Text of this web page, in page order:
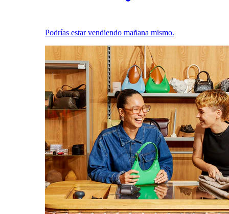
Podrías estar vendiendo mañana mismo.